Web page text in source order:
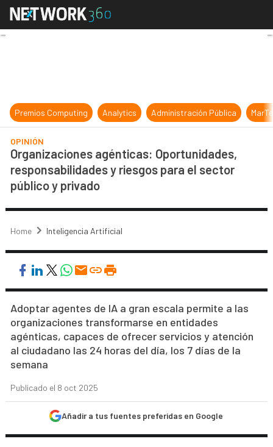
Organizaciones agénticas:
Premios Computing Analytics Administración Pública
OPINIÓN
Organizaciones agénticas: Oportunidades,
responsabilidades y riesgos para el sector
público y privado
Home Inteligencia Artificial
Adoptar agentes de IA a gran escala permite a las
organizaciones transformarse en entidades
agénticas, capaces de ofrecer servicios y atención
al ciudadano las 24 horas del día, los 7 días de la
semana
Publicado el 8 oct 2025
Añadir a tus fuentes preferidas en Google